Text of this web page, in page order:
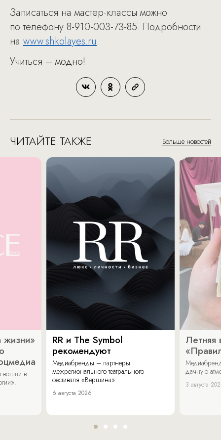
Записаться на мастер-классы можно
по телефону 8-910-003-73-85. Подробности
на www.shkolayes.ru.
Учиться – модно!
ЧИТАЙТЕ ТАКЖЕ Больше новостей
жизни»
вошли в
RR и The Symbol
рекомендуют
Медиабренды – партнеры
межрегионального театрального
фестиваля «Вершина».
6 августа 2026
Летняя
дачную
3 августа